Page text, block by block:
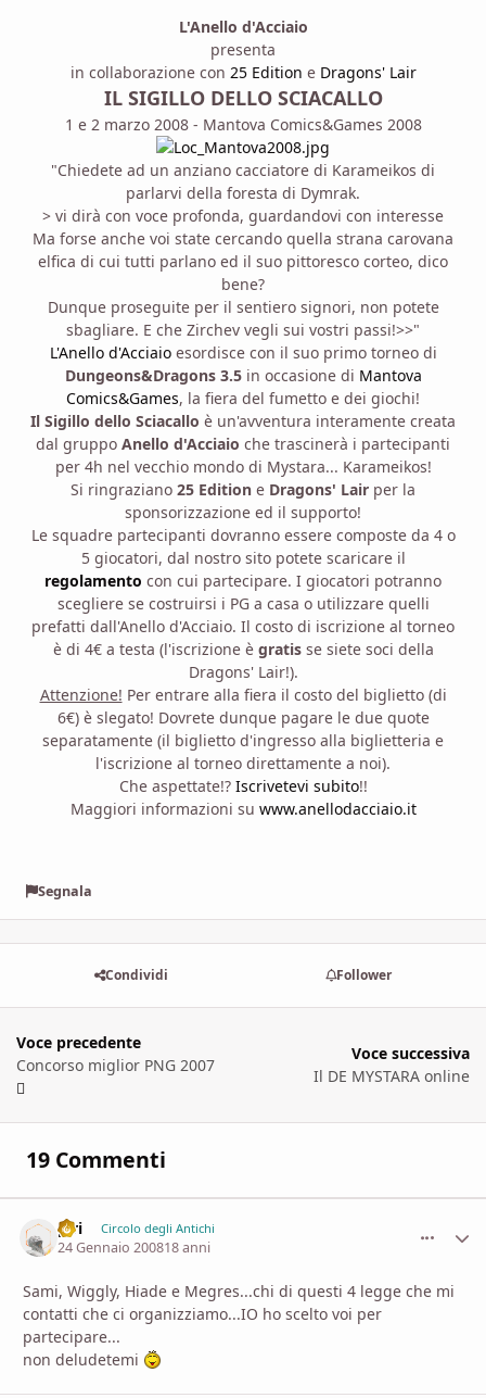
L'Anello d'Acciaio
presenta
in collaborazione con 25 Edition e Dragons' Lair
IL SIGILLO DELLO SCIACALLO
1 e 2 marzo 2008 - Mantova Comics&Games 2008
"Chiedete ad un anziano cacciatore di Karameikos di
parlarvi della foresta di Dymrak.
> vi dirà con voce profonda, guardandovi con interesse
Ma forse anche voi state cercando quella strana carovana
elfica di cui tutti parlano ed il suo pittoresco corteo, dico
bene?
Dunque proseguite per il sentiero signori, non potete
sbagliare. E che Zirchev vegli sui vostri passi!>>"
L'Anello d'Acciaioesordisce con il suo primo torneo di
Dungeons&Dragons 3.5in occasione di Mantova
Comics&Games, la fiera del fumetto e dei giochi!
Il Sigillo dello Sciacallo è un'avventura interamente creata
dal gruppo Anello d'Acciaio che trascinerà i partecipanti
per 4h nel vecchio mondo di Mystara... Karameikos!
Si ringraziano 25 Edition e Dragons' Lair per la
sponsorizzazione ed il supporto!
Le squadre partecipanti dovranno essere composte da 4 o
5 giocatori, dal nostro sito potete scaricare il
regolamento con cui partecipare. I giocatori potranno
scegliere se costruirsi i PG a casa o utilizzare quelli
prefatti dall'Anello d'Acciaio. Il costo di iscrizione al torneo
è di 4€ a testa (l'iscrizione è gratisse siete soci della
Dragons' Lair!).
Attenzione! Per entrare alla fiera il costo del biglietto (di
6€) è slegato! Dovrete dunque pagare le due quote
separatamente (il biglietto d'ingresso alla biglietteria e
l'iscrizione al torneo direttamente a noi).
Che aspettate!? Iscrivetevi subito!!
Maggiori informazioni su www.anellodacciaio.it
Segnala
Condividi Follower
Voce precedente
Concorso miglior PNG 2007
Voce successiva
Il DE MYSTARA online
19 Commenti
piri Circolo degli Antichi
24 Gennaio 200818 anni
Sami, Wiggly, Hiade e Megres...chi di questi 4 legge che mi
contatti che ci organizziamo...IO ho scelto voi per
partecipare...
non deludetemi